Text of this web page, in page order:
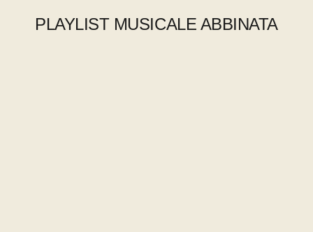
PLAYLIST MUSICALE ABBINATA